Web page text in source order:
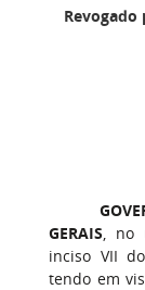
Revogado
GERAIS, no
inciso VII
tendo em